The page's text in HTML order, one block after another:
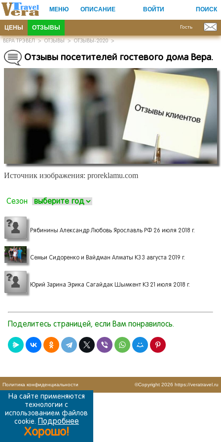
На сайте применяются
технологии с
использованием файлов
cookie. Подробнее
Хорошо!
МЕНЮ ОПИСАНИЕ ВОЙТИ ПОИСК
ЦЕНЫ ОТЗЫВЫ Гость
ВЕРА ТРЭВЕЛ>ОТЗЫВЫ>ОТЗЫВЫ-2020>
Отзывы посетителей гостевого дома Вера.
Источник изображения: proreklamu.com
Сезон
Рябинины Александр Любовь Ярославль РФ 26 июля 2018 г.
Семьи Сидоренко и Вайдман Алматы КЗ 3 августа 2019 г.
Юрий Зарина Эрика Сагайдак Шымкент КЗ 21 июля 2018 г.
Поделитесь страницей, если Вам понравилось.
Политика конфиденциальности ©Copyright 2026 https://veratravel.ru